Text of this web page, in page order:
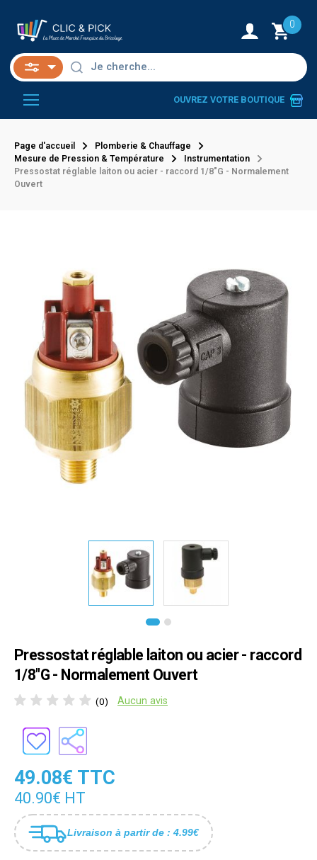
0
OUVREZ VOTRE BOUTIQUE
Page d'accueil
Plomberie & Chauffage
Mesure de Pression & Température
Instrumentation
Pressostat réglable laiton ou acier - raccord 1/8"G - Normalement
Ouvert
Pressostat réglable laiton ou acier - raccord
1/8"G - Normalement Ouvert
(0) Aucun avis
49.08€ TTC
40.90€ HT
Livraison à partir de : 4.99€